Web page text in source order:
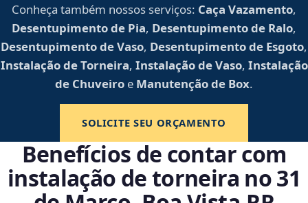
Conheça também nossos serviços: Caça Vazamento,
Desentupimento de Pia, Desentupimento de Ralo,
Desentupimento de Vaso, Desentupimento de Esgoto,
Instalação de Torneira, Instalação de Vaso, Instalação
de Chuveiro e Manutenção de Box.
SOLICITE SEU ORÇAMENTO
Benefícios de contar com
instalação de torneira no 31